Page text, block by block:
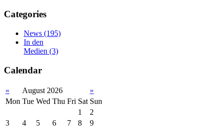
Categories
News (195)
In den
Medien (3)
Calendar
« August 2026
»
Mon Tue Wed Thu Fri Sat Sun
1
2
3
4 5 6 7 8
9